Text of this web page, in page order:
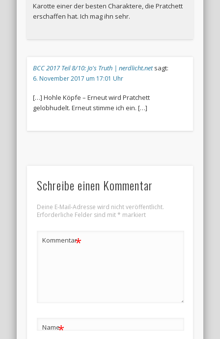
Karotte einer der besten Charaktere, die Pratchett
erschaffen hat. Ich mag ihn sehr.
BCC 2017 Teil 8/10: Jo's Truth | nerdlicht.net sagt:
6. November 2017 um 17:01 Uhr
[…] Hohle Köpfe – Erneut wird Pratchett
gelobhudelt. Erneut stimme ich ein. […]
Schreibe einen Kommentar
Deine E-Mail-Adresse wird nicht veröffentlicht.
Erforderliche Felder sind mit* markiert
Kommentar*
Name*